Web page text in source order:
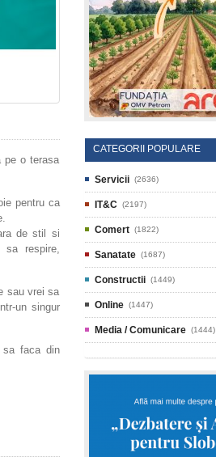
pe o terasa
pentru ca
de stil si
respire,
sau vrei sa
un singur
sa faca din
CATEGORII POPULARE
Servicii (2636)
IT&C (2197)
Comert (1822)
Sanatate (1687)
Constructii (1449)
Online (1447)
Media / Comunicare (1444)